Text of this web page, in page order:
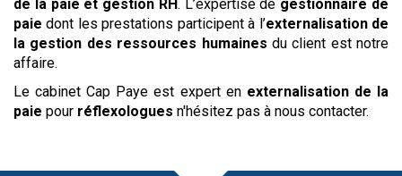
de la paie et gestion RH. L’expertise de gestionnaire de
paie dont les prestations participent à l’externalisation de
la gestion des ressources humaines du client est notre
affaire.
Le cabinet Cap Paye est expert en externalisation de la
paie pour réflexologues n'hésitez pas à nous contacter.